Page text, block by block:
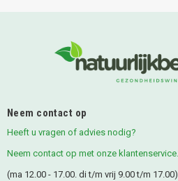
Neem contact op
Heeft u vragen of advies nodig?
Neem contact op met onze klantenservice.
(ma 12.00 - 17.00. di t/m vrij 9.00 t/m 17.00)